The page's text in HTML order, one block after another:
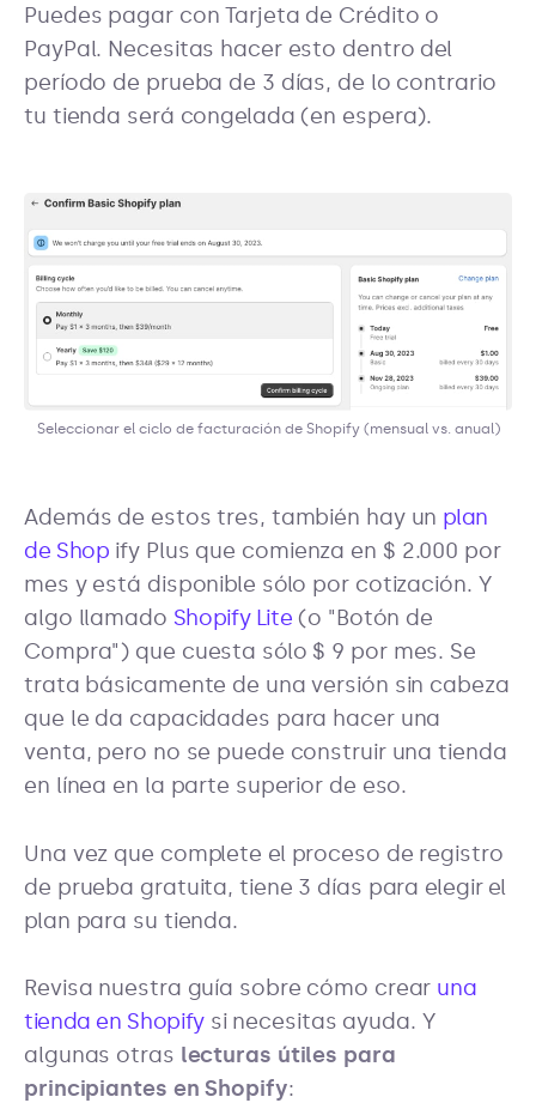
Puedes pagar con Tarjeta de Crédito o
PayPal. Necesitas hacer esto dentro del
período de prueba de 3 días, de lo contrario
tu tienda será congelada (en espera).
Seleccionar el ciclo de facturación de Shopify (mensual vs. anual)
Además de estos tres, también hay un plan
de Shop ify Plus que comienza en $ 2.000 por
mes y está disponible sólo por cotización. Y
algo llamado Shopify Lite (o "Botón de
Compra") que cuesta sólo $ 9 por mes. Se
trata básicamente de una versión sin cabeza
que le da capacidades para hacer una
venta, pero no se puede construir una tienda
en línea en la parte superior de eso.
Una vez que complete el proceso de registro
de prueba gratuita, tiene 3 días para elegir el
plan para su tienda.
Revisa nuestra guía sobre cómo crear una
tienda en Shopifysi necesitas ayuda. Y
algunas otras lecturas útiles para
principiantes en Shopify: